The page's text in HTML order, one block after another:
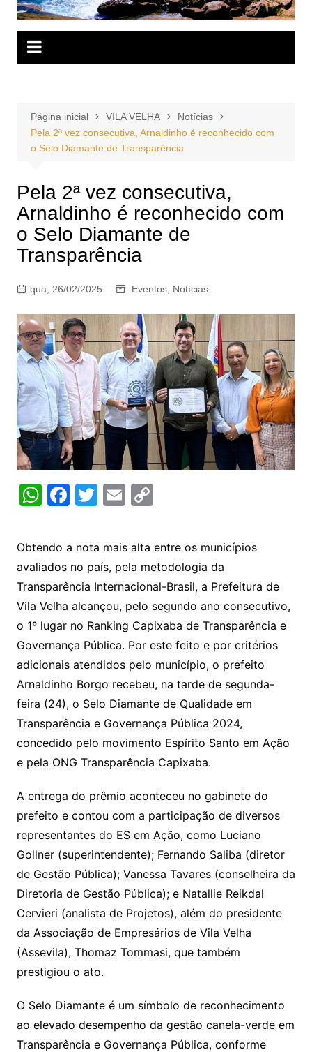
Página inicial VILA VELHA
Notícias
Pela 2ª vez consecutiva, Arnaldinho é reconhecido com
o Selo Diamante de Transparência
Pela 2ª vez consecutiva,
Arnaldinho é reconhecido com
o Selo Diamante de
Transparência
qua, 26/02/2025 Eventos, Notícias
W
at
s
A
p
p
F
c
e
b
o
o
k
T
itt
er
E
ai
l
C
p
y
Li
n
k
Obtendo a nota mais alta entre os municípios
avaliados no país, pela metodologia da
Transparência Internacional-Brasil, a Prefeitura de
Vila Velha alcançou, pelo segundo ano consecutivo,
o 1º lugar no Ranking Capixaba de Transparência e
Governança Pública. Por este feito e por critérios
adicionais atendidos pelo município, o prefeito
Arnaldinho Borgo recebeu, na tarde de segunda-
feira (24), o Selo Diamante de Qualidade em
Transparência e Governança Pública 2024,
concedido pelo movimento Espírito Santo em Ação
e pela ONG Transparência Capixaba.
A entrega do prêmio aconteceu no gabinete do
prefeito e contou com a participação de diversos
representantes do ES em Ação, como Luciano
Gollner (superintendente); Fernando Saliba (diretor
de Gestão Pública); Vanessa Tavares (conselheira da
Diretoria de Gestão Pública); e Natallie Reikdal
Cervieri (analista de Projetos), além do presidente
da Associação de Empresários de Vila Velha
(Assevila), Thomaz Tommasi, que também
prestigiou o ato.
O Selo Diamante é um símbolo de reconhecimento
ao elevado desempenho da gestão canela-verde em
Transparência e Governança Pública, conforme